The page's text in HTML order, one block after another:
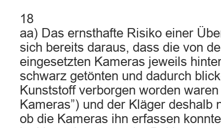
18
aa) Das ernsthafte Risiko einer
sich bereits daraus, dass die von
eingesetzten Kameras jeweils
schwarz getönten und dadurch
Kunststoff verborgen worden
Kameras”) und der Kläger deshalb
ob die Kameras ihn erfassen